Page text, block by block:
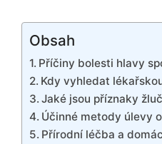
Obsah
Příčiny bolesti hlavy
Kdy vyhledat
Jaké jsou příznaky
Účinné metody úlevy
Přírodní léčba a